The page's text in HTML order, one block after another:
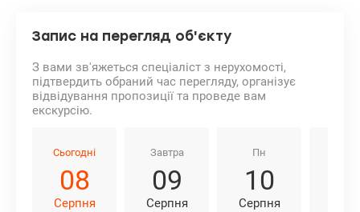
Запис на перегляд об'єкту
З вами зв'яжеться спеціаліст з нерухомості,
підтвердить обраний час перегляду, організує
відвідування пропозиції та проведе вам
екскурсію.
Сьогодні
08
Серпня
Завтра
09
Серпня
Пн
10
Серпня